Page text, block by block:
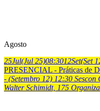
Agosto
25Jul(Jul 25)08:3012Set(Set
PRESENCIAL - Práticas de
- (Setembro 12) 12:30 Sescon
Walter Schimidt, 175